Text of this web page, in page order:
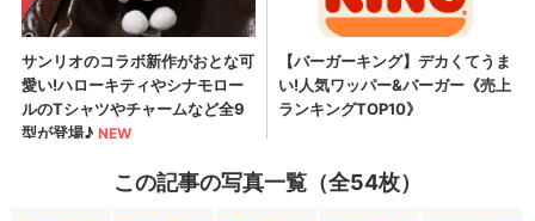
この記事の写真一覧（全54枚）